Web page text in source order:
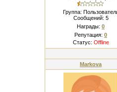
Группа:
Сообщений: 5
Награды: 0
Репутация: 0
Статус: Offline
Markova